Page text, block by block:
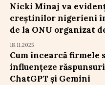
Nicki Minaj va
creștinilor nigerieni
de la ONU organizat
18.11.2025
Cum încearcă firmele
influențeze
ChatGPT și Gemini